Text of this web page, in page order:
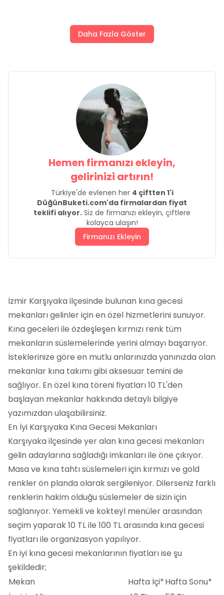
Daha Fazla Göster
Hemen firmanızı ekleyin,
gelirinizi artırın!
Türkiye'de evlenen her 4 çiftten 1'i
DüğünBuketi.com'da firmalardan fiyat
teklifi alıyor. Siz de firmanızı ekleyin, çiftlere
kolayca ulaşın!
Firmanızı Ekleyin
İzmir Karşıyaka ilçesinde bulunan kına gecesi
mekanları gelinler için en özel hizmetlerini sunuyor.
Kına geceleri ile özdeşleşen kırmızı renk tüm
mekanların süslemelerinde yerini almayı başarıyor.
İsteklerinize göre en mutlu anlarınızda yanınızda olan
mekanlar kına takımı gibi aksesuar temini de
sağlıyor. En özel kına töreni fiyatları 10 TL'den
başlayan mekanlar hakkında detaylı bilgiye
yazımızdan ulaşabilirsiniz.
En İyi Karşıyaka Kına Gecesi Mekanları
Karşıyaka ilçesinde yer alan kına gecesi mekanları
gelin adaylarına sağladığı imkanları ile öne çıkıyor.
Masa ve kına tahtı süslemeleri için kırmızı ve gold
renkler ön planda olarak sergileniyor. Dilerseniz farklı
renklerin hakim olduğu süslemeler de sizin için
sağlanıyor. Yemekli ve kokteyl menüler arasından
seçim yaparak 10 TL ile 100 TL arasında kına gecesi
fiyatları ile organizasyon yapılıyor.
En iyi kına gecesi mekanlarının fiyatları ise şu
şekildedir;
Mekan
Hafta İçi*Hafta Sonu*